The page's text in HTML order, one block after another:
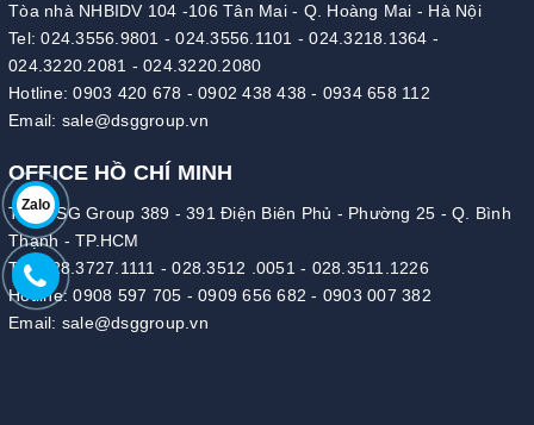
Zalo
Tòa nhà NHBIDV 104 -106 Tân Mai - Q. Hoàng Mai - Hà Nội
Tel:024.3556.9801 -024.3556.1101 -024.3218.1364 -
024.3220.2081 - 024.3220.2080
Hotline:0903 420 678 - 0902 438 438 - 0934 658 112
Email: sale@dsggroup.vn
OFFICE HỒ CHÍ MINH
Tòa DSG Group 389 - 391 Điện Biên Phủ - Phường 25 - Q. Bình
Thạnh - TP.HCM
Tel:
028.3727.1111 -028.3512 .0051 - 028.3511.1226
Hotline:0908 597 705 - 0909 656 682 - 0903 007 382
Email: sale@dsggroup.vn